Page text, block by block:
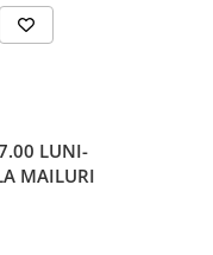
LUNI-
MAILURI